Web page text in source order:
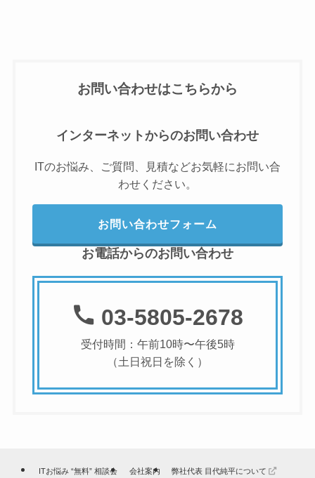
お問い合わせはこちらから
インターネットからのお問い合わせ
ITのお悩み、ご質問、見積などお気軽にお問い合
わせください。
お問い合わせフォーム
お電話からのお問い合わせ
03-5805-2678
受付時間：午前10時〜午後5時
（土日祝日を除く）
ITお悩み “無料” 相談会 会社案内 弊社代表 目代純平について